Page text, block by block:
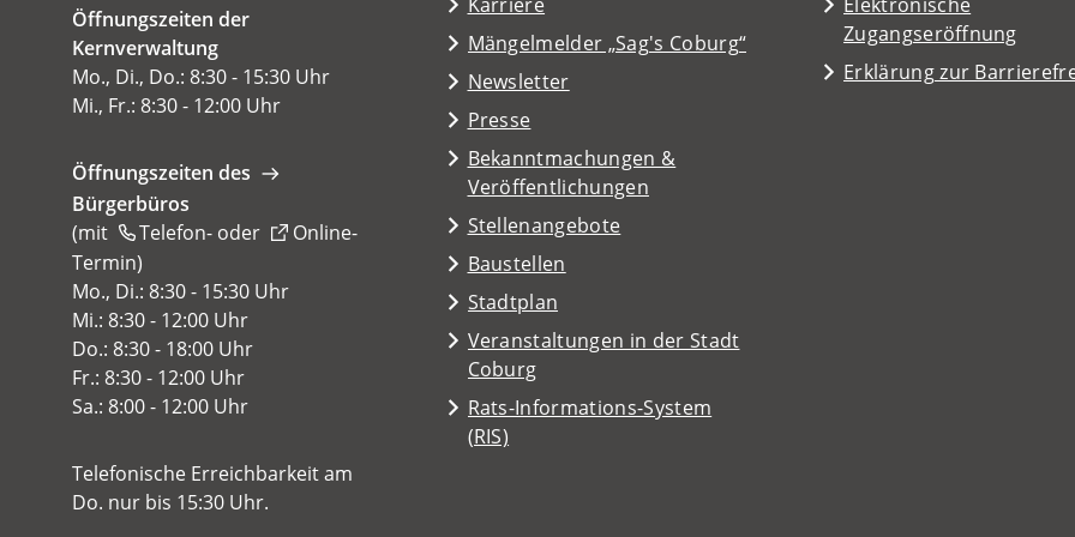
Öffnungszeiten der
Kernverwaltung
Mo., Di., Do.: 8:30 - 15:30 Uhr
Mi., Fr.: 8:30 - 12:00 Uhr
Öffnungszeiten des
Bürgerbüros
(mit
Telefon- oder
Online-
Termin
(Öffnet
in
einem
neuen
Tab)
)
Mo., Di.: 8:30 - 15:30 Uhr
Mi.: 8:30 - 12:00 Uhr
Do.: 8:30 - 18:00 Uhr
Fr.: 8:30 - 12:00 Uhr
Sa.: 8:00 - 12:00 Uhr
Telefonische Erreichbarkeit am
Do. nur bis 15:30 Uhr.
neuen
Tab)
Karriere
Mängelmelder „Sag's Coburg“
(Öffnet
in
neuen
Tab)
Newsletter
Presse
Bekanntmachungen &
Veröffentlichungen
Stellenangebote
Baustellen
Stadtplan
(Öffnet
in
einem
Tab)
Veranstaltungen in der Stadt
Coburg
(Öffnet
in
einem
neuen
Rats-Informations-System
(RIS)
(Öffnet
Elektronische
Zugangseröffnung
Erklärung zur